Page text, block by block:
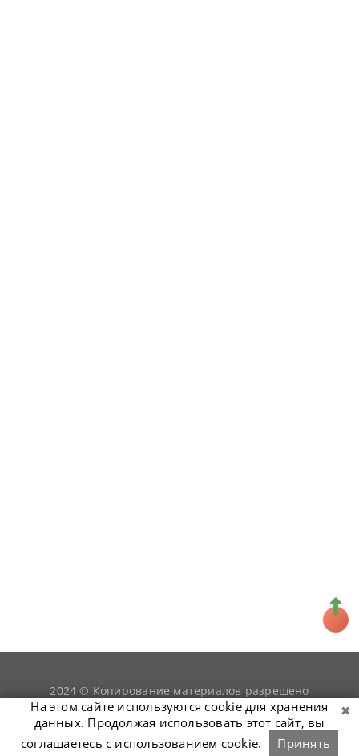
2024 © Копирование материалов разрешено
только при условии гиперссылки наsnookerist.ru
На этом сайте используются cookie для хранения
данных. Продолжая использовать этот сайт, вы
соглашаетесь с использованием cookie.
Принять